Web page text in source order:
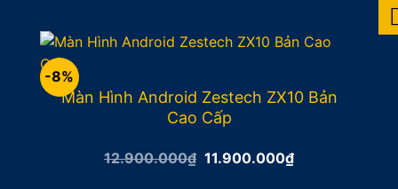
9.900.000₫.là:
8.900.000₫.
-8%
Màn Hình Android Zestech ZX10 Bản
Cao Cấp
12.900.000₫ Giá
11.900.000₫Giá
hiện